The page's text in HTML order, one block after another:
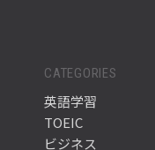
CATEGORIES
英語学習
TOEIC
ビジネス